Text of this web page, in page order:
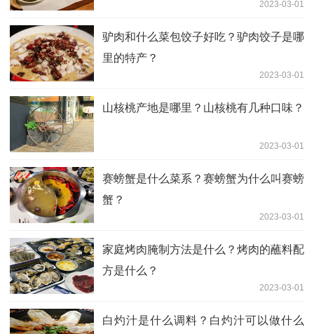
2023-03-01
驴肉和什么菜包饺子好吃？驴肉饺子是哪
里的特产？
2023-03-01
山核桃产地是哪里？山核桃有几种口味？
2023-03-01
赛螃蟹是什么菜系？赛螃蟹为什么叫赛螃
蟹？
2023-03-01
家庭烤肉腌制方法是什么？烤肉的蘸料配
方是什么？
2023-03-01
白灼汁是什么调料？白灼汁可以做什么